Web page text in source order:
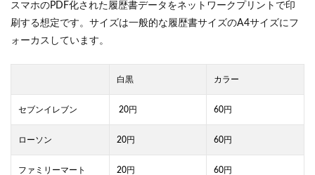
スマホのPDF化された履歴書データをネットワークプリントで印
刷する想定です。サイズは一般的な履歴書サイズのA4サイズにフ
ォーカスしています。
白黒 カラー
セブンイレブン 20円 60円
ローソン 20円 60円
ファミリーマート 20円 60円